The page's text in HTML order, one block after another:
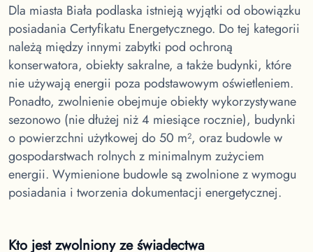
Dla miasta Biała podlaska istnieją wyjątki od obowiązku
posiadania Certyfikatu Energetycznego. Do tej kategorii
należą między innymi zabytki pod ochroną
konserwatora, obiekty sakralne, a także budynki, które
nie używają energii poza podstawowym oświetleniem.
Ponadto, zwolnienie obejmuje obiekty wykorzystywane
sezonowo (nie dłużej niż 4 miesiące rocznie), budynki
o powierzchni użytkowej do 50 m², oraz budowle w
gospodarstwach rolnych z minimalnym zużyciem
energii. Wymienione budowle są zwolnione z wymogu
posiadania i tworzenia dokumentacji energetycznej.
Kto jest zwolniony ze świadectwa